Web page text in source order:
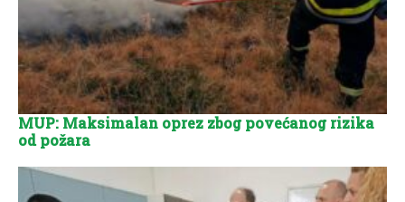
MUP: Maksimalan oprez zbog povećanog rizika
od požara